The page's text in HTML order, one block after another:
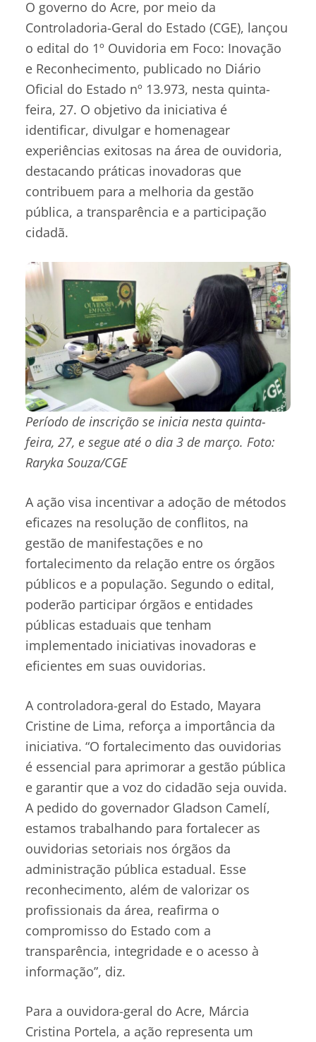
O governo do Acre, por meio da
Controladoria-Geral do Estado (CGE), lançou
o edital do 1º Ouvidoria em Foco: Inovação
e Reconhecimento, publicado no Diário
Oficial do Estado nº 13.973, nesta quinta-
feira, 27. O objetivo da iniciativa é
identificar, divulgar e homenagear
experiências exitosas na área de ouvidoria,
destacando práticas inovadoras que
contribuem para a melhoria da gestão
pública, a transparência e a participação
cidadã.
Período de inscrição se inicia nesta quinta-
feira, 27, e segue até o dia 3 de março. Foto:
Raryka Souza/CGE
A ação visa incentivar a adoção de métodos
eficazes na resolução de conflitos, na
gestão de manifestações e no
fortalecimento da relação entre os órgãos
públicos e a população. Segundo o edital,
poderão participar órgãos e entidades
públicas estaduais que tenham
implementado iniciativas inovadoras e
eficientes em suas ouvidorias.
A controladora-geral do Estado, Mayara
Cristine de Lima, reforça a importância da
iniciativa. “O fortalecimento das ouvidorias
é essencial para aprimorar a gestão pública
e garantir que a voz do cidadão seja ouvida.
A pedido do governador Gladson Camelí,
estamos trabalhando para fortalecer as
ouvidorias setoriais nos órgãos da
administração pública estadual. Esse
reconhecimento, além de valorizar os
profissionais da área, reafirma o
compromisso do Estado com a
transparência, integridade e o acesso à
informação”, diz.
Para a ouvidora-geral do Acre, Márcia
Cristina Portela, a ação representa um